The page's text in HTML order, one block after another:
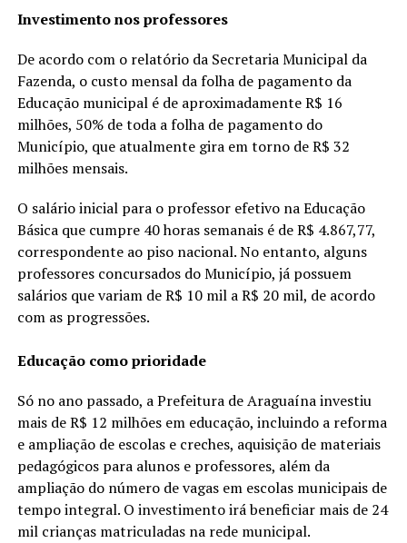
Investimento nos professores
De acordo com o relatório da Secretaria Municipal da
Fazenda, o custo mensal da folha de pagamento da
Educação municipal é de aproximadamente R$ 16
milhões, 50% de toda a folha de pagamento do
Município, que atualmente gira em torno de R$ 32
milhões mensais.
O salário inicial para o professor efetivo na Educação
Básica que cumpre 40 horas semanais é de R$ 4.867,77,
correspondente ao piso nacional. No entanto, alguns
professores concursados do Município, já possuem
salários que variam de R$ 10 mil a R$ 20 mil, de acordo
com as progressões.
Educação como prioridade
Só no ano passado, a Prefeitura de Araguaína investiu
mais de R$ 12 milhões em educação, incluindo a reforma
e ampliação de escolas e creches, aquisição de materiais
pedagógicos para alunos e professores, além da
ampliação do número de vagas em escolas municipais de
tempo integral. O investimento irá beneficiar mais de 24
mil crianças matriculadas na rede municipal.